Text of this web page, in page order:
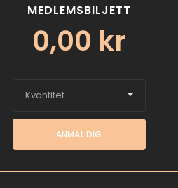
MEDLEMSBILJETT
0,00 kr
Kvantitet
ANMÄL DIG